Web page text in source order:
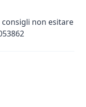
non esitare